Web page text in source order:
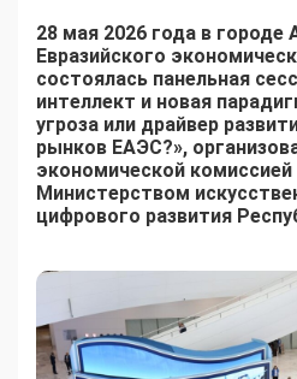
28 мая 2026 года в городе
Евразийского
состоялась панельная
интеллект и новая
угроза или драйвер
рынков ЕАЭС?»,
экономической
Министерством
цифрового развития